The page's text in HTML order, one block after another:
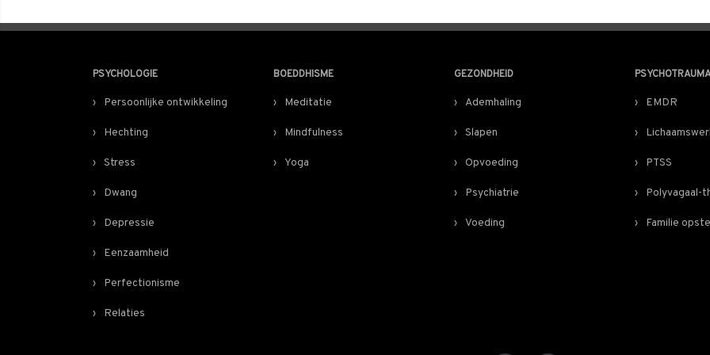
PSYCHOLOGIE
Persoonlijke ontwikkeling
Hechting
Stress
Dwang
Depressie
Eenzaamheid
Perfectionisme
Relaties
BOEDDHISME
Meditatie
Mindfulness
Yoga
GEZONDHEID
Ademhaling
Slapen
Opvoeding
Psychiatrie
Voeding
EMDR
PTSS
Polyvagaal-
Familie